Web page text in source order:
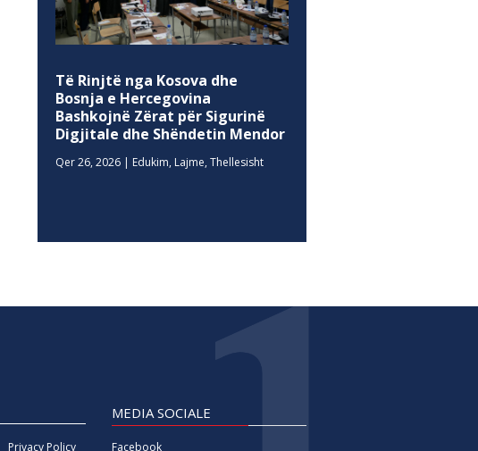
Të Rinjtë nga Kosova dhe
Bosnja e Hercegovina
Bashkojnë Zërat për Sigurinë
Digjitale dhe Shëndetin Mendor
Qer 26, 2026 | Edukim, Lajme,Thellesisht
Privacy Policy
MEDIA SOCIALE
Facebook